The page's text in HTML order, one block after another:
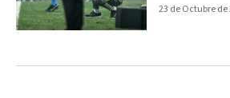
23 de Octubre de